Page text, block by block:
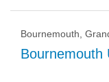
Bournemouth,
Bournemouth